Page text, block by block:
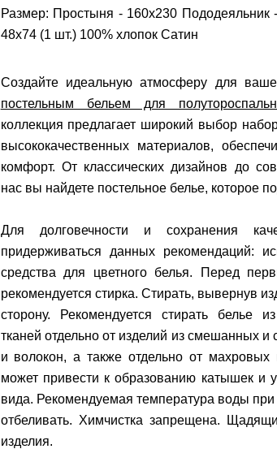
Размер: Простыня - 160х230 Пододеяльник
48х74 (1 шт.) 100% хлопок Сатин
Создайте идеальную атмосферу для
постельным бельем для
коллекция предлагает широкий выбор
высококачественных материалов,
комфорт. От классических дизайнов до
нас вы найдете постельное белье, которое
Для долговечности и сохранения
придерживаться данных рекомендаций:
средства для цветного белья. Перед
рекомендуется стирка. Стирать, вывернув
сторону. Рекомендуется стирать белье
тканей отдельно от изделий из смешанных и
и волокон, а также отдельно от махровых
может привести к образованию катышек и
вида. Рекомендуемая температура воды при
отбеливать. Химчистка запрещена.
изделия.